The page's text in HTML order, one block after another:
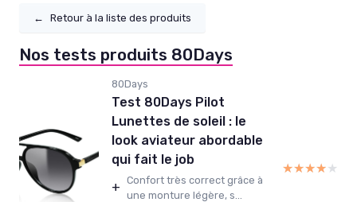
← Retour à la liste des produits
Nos tests produits 80Days
80Days
Test 80Days Pilot
Lunettes de soleil : le
look aviateur abordable
qui fait le job
+ Confort très correct grâce à
une monture légère, s...
★★★★★
★★★★★